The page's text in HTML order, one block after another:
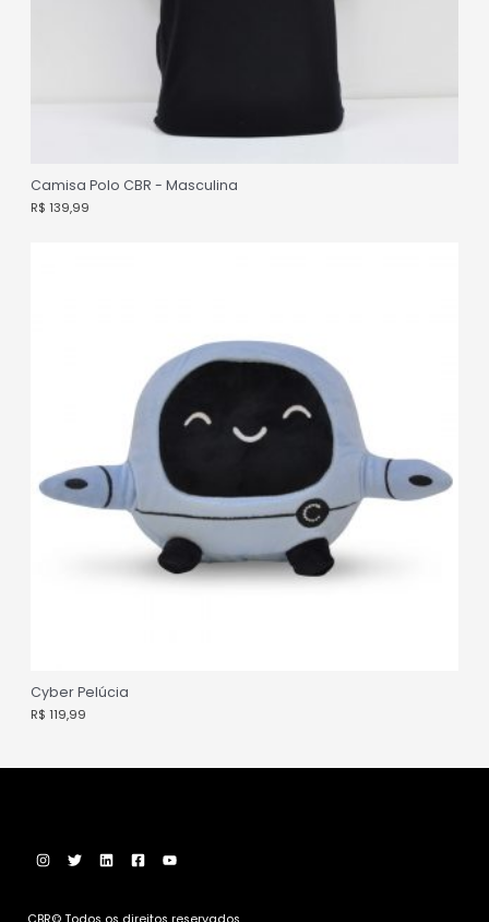
Camisa Polo CBR - Masculina
R$ 139,99
Cyber Pelúcia
R$ 119,99